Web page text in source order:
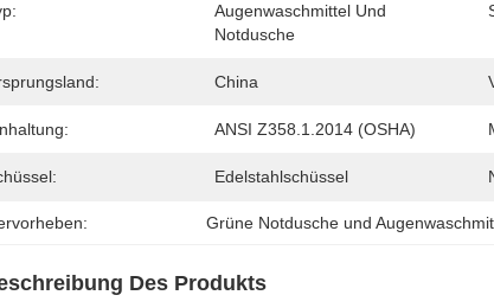
Augenwaschmittel Und
Notdusche
China
ANSI Z358.1.2014 (OSHA)
Edelstahlschüssel
Grüne Notdusche und
Des Produkts